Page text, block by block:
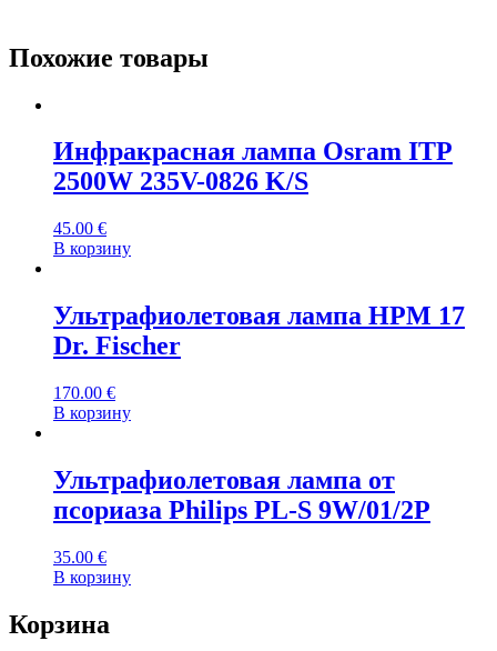
Похожие товары
Инфракрасная лампа Osram ITP
2500W 235V-0826 K/S
45.00 €
В корзину
Ультрафиолетовая лампа HPM 17
Dr. Fischer
170.00 €
В корзину
Ультрафиолетовая лампа от
псориаза Philips PL-S 9W/01/2P
35.00 €
В корзину
Корзина